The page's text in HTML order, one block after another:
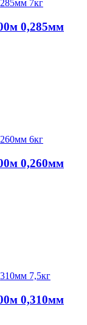
0,285мм
0,260мм
0,310мм